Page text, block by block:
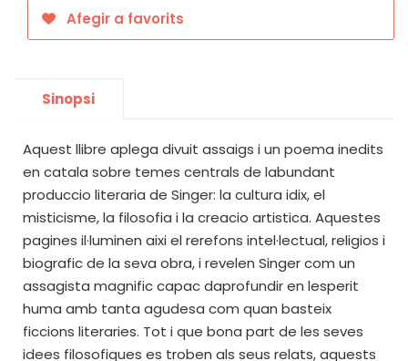
Afegir a favorits
Sinopsi
Aquest llibre aplega divuit assaigs i un poema inedits
en catala sobre temes centrals de labundant
produccio literaria de Singer: la cultura idix, el
misticisme, la filosofia i la creacio artistica. Aquestes
pagines il·luminen aixi el rerefons intel·lectual, religios i
biografic de la seva obra, i revelen Singer com un
assagista magnific capac daprofundir en lesperit
huma amb tanta agudesa com quan basteix
ficcions literaries. Tot i que bona part de les seves
idees filosofiques es troben als seus relats, aquests